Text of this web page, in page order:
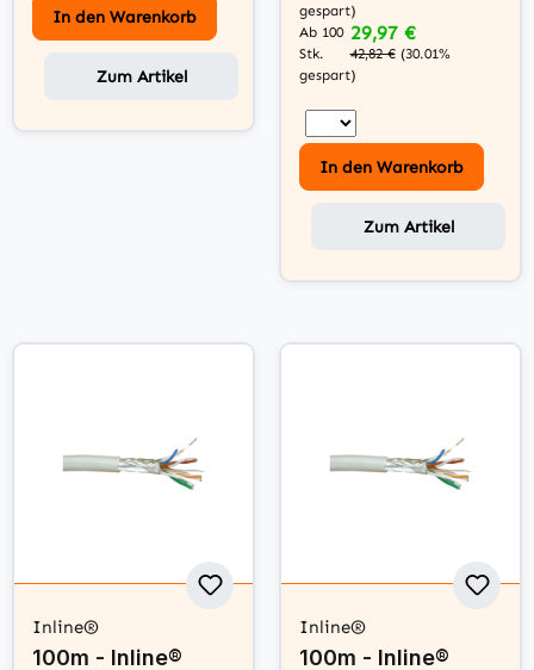
In den Warenkorb
Zum Artikel
gespart)
Ab 100
Stk.
29,97 €
42,82 € (30.01%
gespart)
In den Warenkorb
Zum Artikel
Inline®
100m - Inline®
Inline®
100m - Inline®